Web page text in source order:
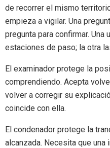
de recorrer el mismo
empieza a vigilar. Una
pregunta para confirmar.
estaciones de paso; la otra
El examinador protege la
comprendiendo. Acepta
volver a corregir su
coincide con ella.
El condenador protege la
alcanzada. Necesita que